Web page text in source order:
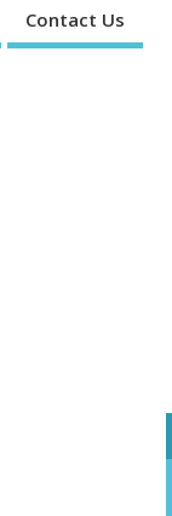
Contact Us